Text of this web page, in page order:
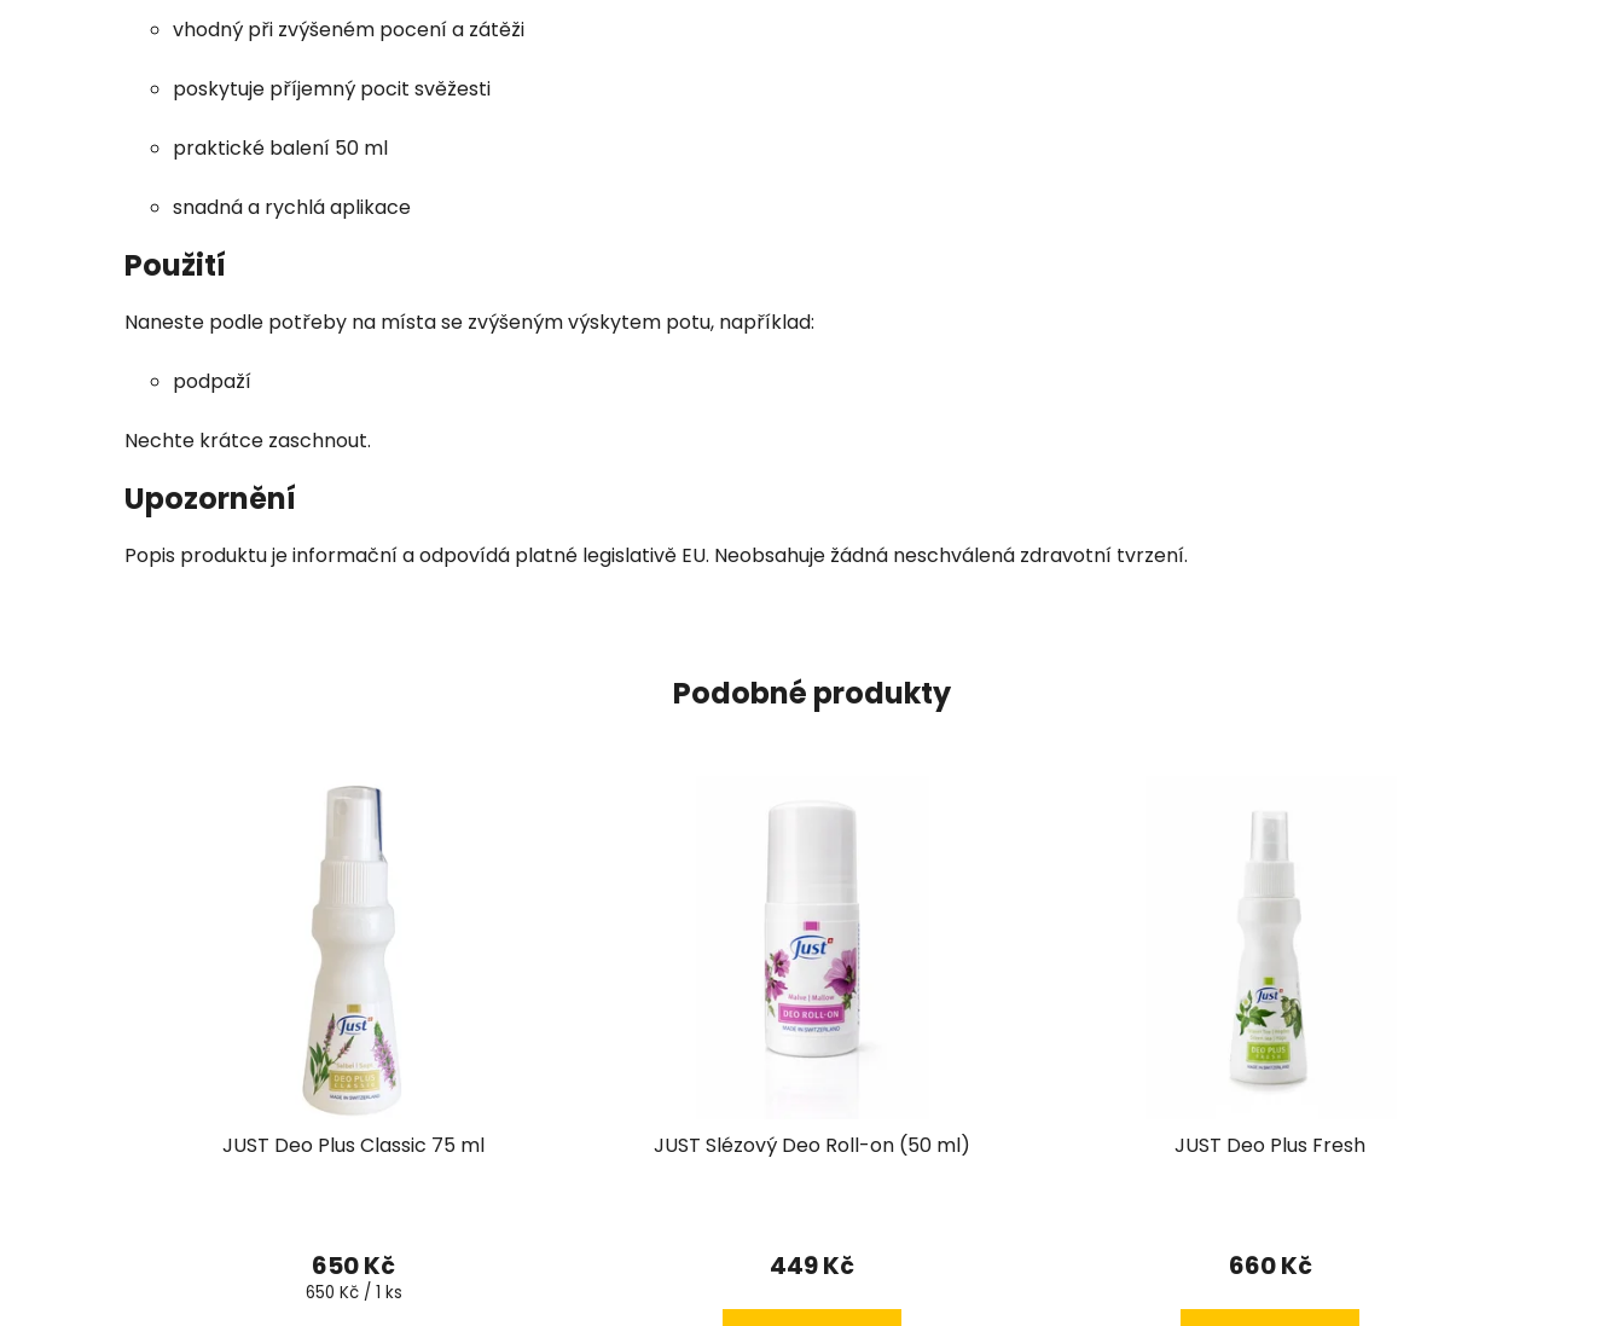
vhodný při zvýšeném pocení a zátěži
poskytuje příjemný pocit svěžesti
praktické balení 50 ml
snadná a rychlá aplikace
Použití
Naneste podle potřeby na místa se zvýšeným výskytem potu, například:
podpaží
Nechte krátce zaschnout.
Upozornění
Popis produktu je informační a odpovídá platné legislativě EU. Neobsahuje žádná neschválená zdravotní tvrzení.
Podobné produkty
JUST Deo Plus Classic 75 ml
650 Kč
Měrná
650 Kč / 1 ks
JUST Slézový Deo Roll-on (50 ml)
449 Kč
JUST Deo Plus Fresh
hodnocení
je
660 Kč